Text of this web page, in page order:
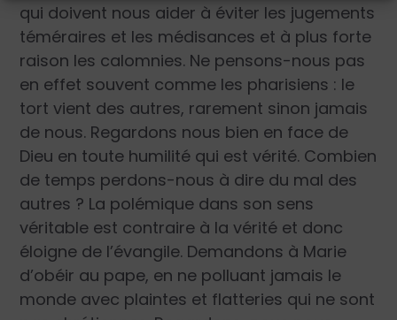
qui doivent nous aider à éviter les jugements
téméraires et les médisances et à plus forte
raison les calomnies. Ne pensons-nous pas
en effet souvent comme les pharisiens : le
tort vient des autres, rarement sinon jamais
de nous. Regardons nous bien en face de
Dieu en toute humilité qui est vérité. Combien
de temps perdons-nous à dire du mal des
autres ? La polémique dans son sens
véritable est contraire à la vérité et donc
éloigne de l’évangile. Demandons à Marie
d’obéir au pape, en ne polluant jamais le
monde avec plaintes et flatteries qui ne sont